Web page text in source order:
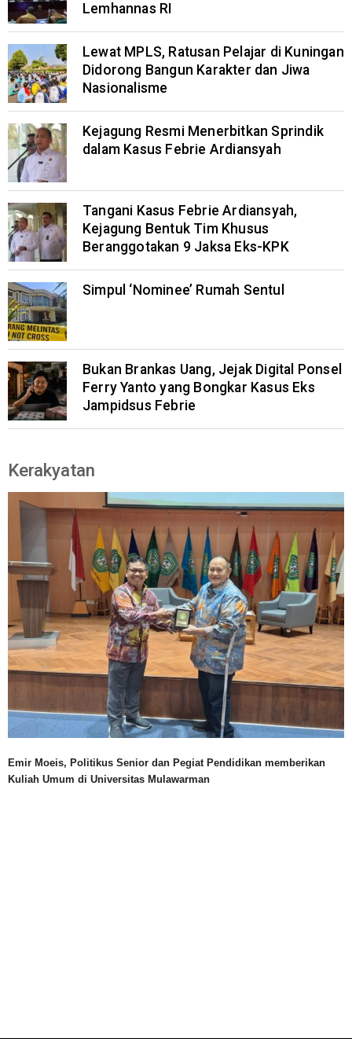
Lemhannas RI
Lewat MPLS, Ratusan Pelajar di Kuningan
Didorong Bangun Karakter dan Jiwa
Nasionalisme
Kejagung Resmi Menerbitkan Sprindik
dalam Kasus Febrie Ardiansyah
Tangani Kasus Febrie Ardiansyah,
Kejagung Bentuk Tim Khusus
Beranggotakan 9 Jaksa Eks-KPK
Simpul ‘Nominee’ Rumah Sentul
Bukan Brankas Uang, Jejak Digital Ponsel
Ferry Yanto yang Bongkar Kasus Eks
Jampidsus Febrie
Kerakyatan
Emir Moeis, Politikus Senior dan Pegiat Pendidikan memberikan
Kuliah Umum di Universitas Mulawarman